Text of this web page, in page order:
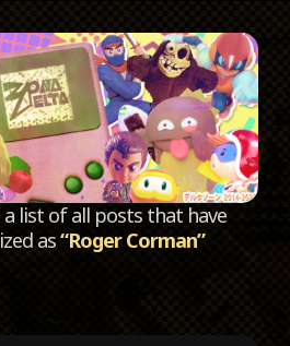
list of all posts that have
as“Roger Corman”